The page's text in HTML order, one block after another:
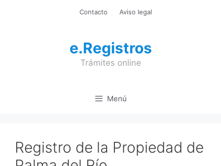
Contacto Aviso legal
e.Registros
Trámites online
Menú
Registro de la Propiedad de